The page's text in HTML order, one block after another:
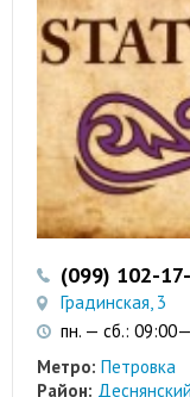
(099) 102-
Градинская, 3
пн. — сб.:
Метро: Петровка
Район: